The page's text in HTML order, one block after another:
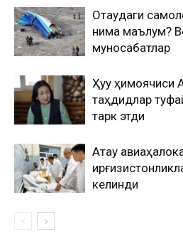
Оқтаудаги
нима маълум?
муносабатлар
Ҳуқуқ
таҳдидлар
тарк этди
Ақтау
келинди